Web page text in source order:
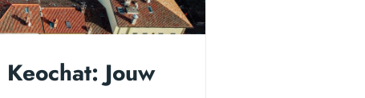
Jouw